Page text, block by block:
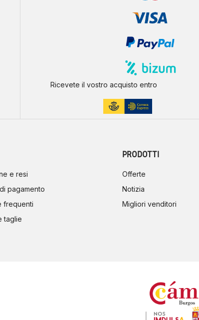
Ricevete il vostro acquisto entro
e resi
pagamento
frequenti
taglie
PRODOTTI
Offerte
Notizia
Migliori venditori